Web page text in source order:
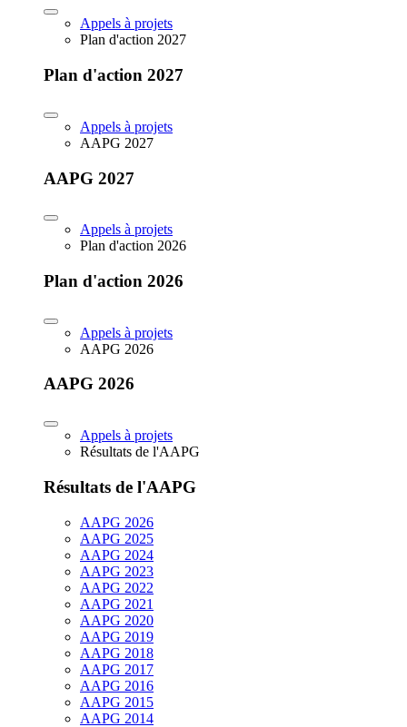
Appels à projets
Plan d'action 2027
Plan d'action 2027
Appels à projets
AAPG 2027
AAPG 2027
Appels à projets
Plan d'action 2026
Plan d'action 2026
Appels à projets
AAPG 2026
AAPG 2026
Appels à projets
Résultats de l'AAPG
Résultats de l'AAPG
AAPG 2026
AAPG 2025
AAPG 2024
AAPG 2023
AAPG 2022
AAPG 2021
AAPG 2020
AAPG 2019
AAPG 2018
AAPG 2017
AAPG 2016
AAPG 2015
AAPG 2014